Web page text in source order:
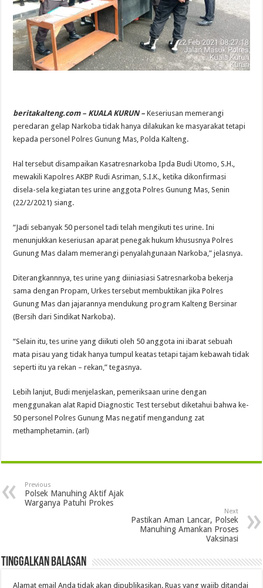
beritakalteng.com – KUALA KURUN – Keseriusan memerangi
peredaran gelap Narkoba tidak hanya dilakukan ke masyarakat tetapi
kepada personel Polres Gunung Mas, Polda Kalteng.
Hal tersebut disampaikan Kasatresnarkoba Ipda Budi Utomo, S.H.,
mewakili Kapolres AKBP Rudi Asriman, S.I.K., ketika dikonfirmasi
disela-sela kegiatan tes urine anggota Polres Gunung Mas, Senin
(22/2/2021) siang.
“Jadi sebanyak 50 personel tadi telah mengikuti tes urine. Ini
menunjukkan keseriusan aparat penegak hukum khususnya Polres
Gunung Mas dalam memerangi penyalahgunaan Narkoba,” jelasnya.
Diterangkannnya, tes urine yang diiniasiasi Satresnarkoba bekerja
sama dengan Propam, Urkes tersebut membuktikan jika Polres
Gunung Mas dan jajarannya mendukung program Kalteng Bersinar
(Bersih dari Sindikat Narkoba).
“Selain itu, tes urine yang diikuti oleh 50 anggota ini ibarat sebuah
mata pisau yang tidak hanya tumpul keatas tetapi tajam kebawah tidak
seperti itu ya rekan – rekan,” tegasnya.
Lebih lanjut, Budi menjelaskan, pemeriksaan urine dengan
menggunakan alat Rapid Diagnostic Test tersebut diketahui bahwa ke-
50 personel Polres Gunung Mas negatif mengandung zat
methamphetamin. (arl)
Previous
Polsek Manuhing Aktif Ajak
Warganya Patuhi Prokes
Next
Pastikan Aman Lancar, Polsek
Manuhing Amankan Proses
Vaksinasi
Tinggalkan Balasan
Alamat email Anda tidak akan dipublikasikan. Ruas yang wajib ditandai